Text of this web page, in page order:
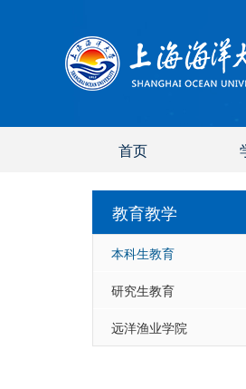
首页
教育教学
本科生教育
研究生教育
远洋渔业学院